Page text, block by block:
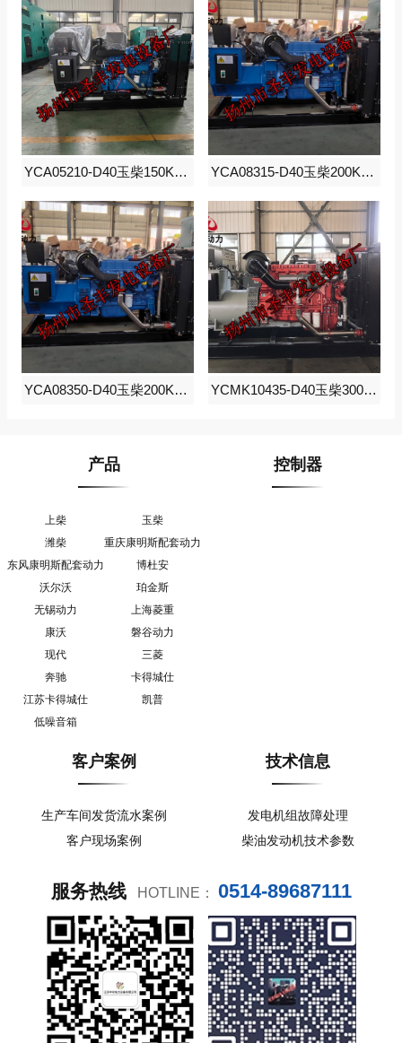
YCA05210-D40玉柴150KW柴油发电机组 YCA08315-D40玉柴200KW柴油发电机组
YCA08350-D40玉柴200KW柴油发电机组 YCMK10435-D40玉柴300KW柴油发电机组
产品
上柴
玉柴
潍柴
重庆康明斯配套动力
东风康明斯配套动力
博杜安
沃尔沃
珀金斯
无锡动力
上海菱重
康沃
磐谷动力
现代
三菱
奔驰
卡得城仕
江苏卡得城仕
凯普
低噪音箱
控制器
客户案例
生产车间发货流水案例
客户现场案例
技术信息
发电机组故障处理
柴油发动机技术参数
服务热线 HOTLINE： 0514-89687111